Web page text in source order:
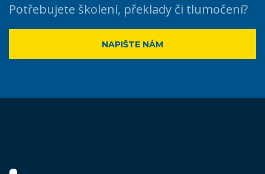
Potřebujete školení, překlady či tlumočení?
NAPIŠTE NÁM